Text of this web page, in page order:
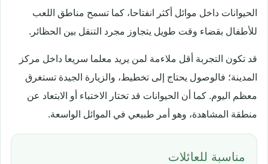
الحيوانات داخل موائل أكثر انفتاحا، كما تسمح مناطق اللعب
للأطفال بقضاء وقت طويل يتجاوز مجرد التنقل بين الحظائر.
قد تكون التجربة أقل ملاءمة لمن يريد معلما سريعا داخل مركز
المدينة؛ فالوصول يحتاج إلى تخطيط، والزيارة الجيدة تستغرق
معظم اليوم. كما أن الحيوانات قد تختار الاختباء أو الابتعاد عن
منطقة المشاهدة، وهو أمر طبيعي في الموائل الواسعة.
مناسبة للعائلات